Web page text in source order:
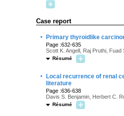
Case report
· Primary thyroidlike
Page :632-635
Scott K. Angell, Raj Pruthi, Fuad
Résumé
·
Local recurrence of renal
literature
Page :636-638
Davis S. Benjamin, Herbert C.
Résumé